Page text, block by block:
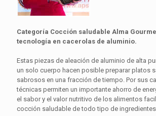
Categoría Cocción saludable Alma
tecnología en cacerolas de aluminio.
Estas piezas de aleación de aluminio de alta
un solo cuerpo hacen posible preparar platos
sabrosos en una fracción de tiempo. Por sus
técnicas permiten un importante ahorro de
el sabor y el valor nutritivo de los alimentos
cocción saludable de todo tipo de ingredientes.